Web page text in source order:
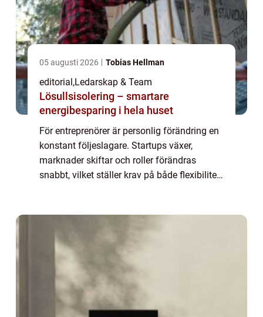
05 augusti 2026 Tobias Hellman
editorial ,Ledarskap & Team
Lösullsisolering – smartare
energibesparing i hela huset
För entreprenörer är personlig förändring en
konstant följeslagare. Startups växer,
marknader skiftar och roller förändras
snabbt, vilket ställer krav på både flexibilitet